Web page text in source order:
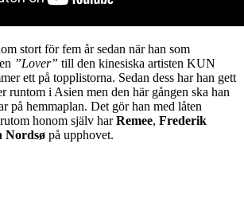
stort för fem år sedan när han som
”Lover” till den kinesiska artisten KUN
ett på topplistorna. Sedan dess har han gett
runtom i Asien men den här gången ska han
på hemmaplan. Det gör han med låten
honom själv harRemee, Frederik
Nordsø på upphovet.